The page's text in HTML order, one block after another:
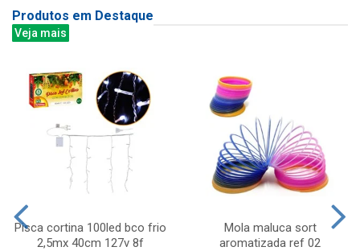
Produtos em Destaque
Veja mais
Pisca cortina 100led bco frio
2,5mx 40cm 127v 8f
Mola maluca sort
aromatizada ref 02